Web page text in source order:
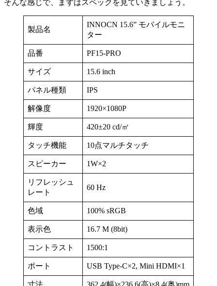
そんな感じで、まずはスペックを見ていきましょう。
製品名
INNOCN 15.6” モバイルモニ
ター
品番 PF15-PRO
サイズ 15.6 inch
パネル種類 IPS
解像度 1920×1080P
輝度 420±20 cd/㎡
タッチ機能 10点マルチタッチ
スピーカー 1W×2
リフレッシュ
レート
60 Hz
色域 100% sRGB
表示色 16.7 M (8bit)
コントラスト 1500:1
ポート USB Type-C×2, Mini HDMI×1
寸法 362.4(幅)×236.6(高)×8.4(奥)mm